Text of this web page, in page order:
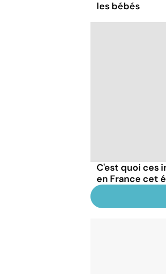
les bébés
C'est quoi ces
en France cet